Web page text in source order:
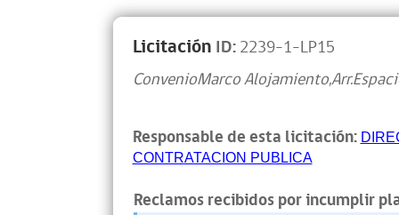
Licitación ID:2239-1-LP15
ConvenioMarco
Responsable de esta licitación:
CONTRATACION PUBLICA
Reclamos recibidos por incumplir